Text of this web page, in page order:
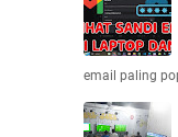
email paling